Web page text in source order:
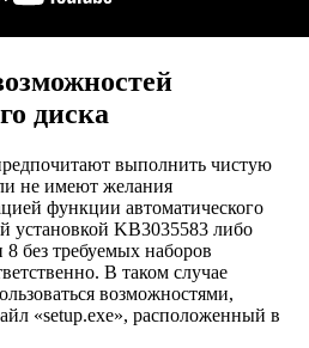
диска
выполнить чистую
не имеют желания
функции автоматического
установкой KB3035583 либо
без требуемых наборов
В таком случае
возможностями,
«setup.exe», расположенный в